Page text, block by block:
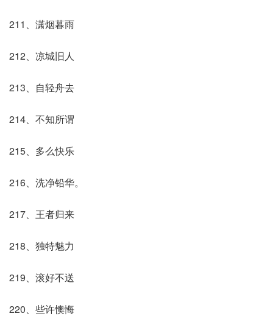
211、潇烟暮雨
212、凉城旧人
213、自轻舟去
214、不知所谓
215、多么快乐
216、洗净铅华。
217、王者归来
218、独特魅力
219、滚好不送
220、些许懊悔